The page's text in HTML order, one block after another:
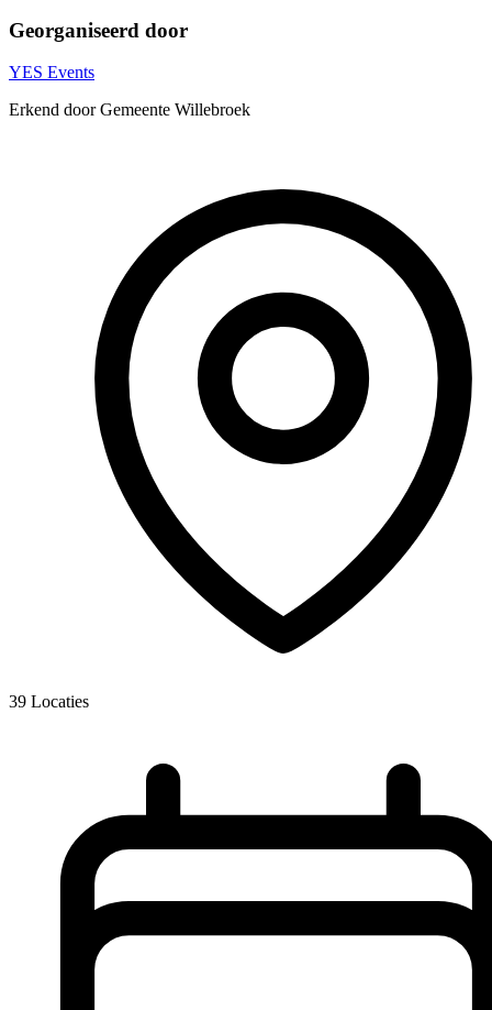
Georganiseerd door
YES Events
Erkend door Gemeente Willebroek
39 Locaties